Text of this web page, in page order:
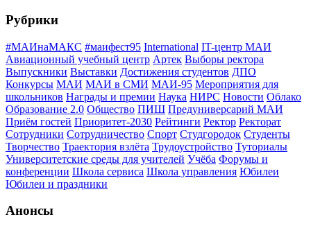
Рубрики
#МАИнаМАКС #маифест95 International IT-центр МАИ
Авиационный учебный центр Артек Выборы ректора
Выпускники Выставки Достижения студентов ДПО
Конкурсы МАИ МАИ в СМИ МАИ-95 Мероприятия для
школьников Награды и премии Наука НИРС Новости Облако
Образование 2.0 Общество ПИШ Предуниверсарий МАИ
Приём гостей Приоритет-2030 Рейтинги Ректор Ректорат
Сотрудники Сотрудничество Спорт Студгородок Студенты
Творчество Траектория взлёта Трудоустройство Туториалы
Университетские среды для учителей Учёба Форумы и
конференции Школа сервиса Школа управления Юбилеи
Юбилеи и праздники
Анонсы